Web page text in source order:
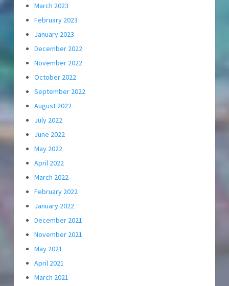
March 2023
February 2023
January 2023
December 2022
November 2022
October 2022
September 2022
August 2022
July 2022
June 2022
May 2022
April 2022
March 2022
February 2022
January 2022
December 2021
November 2021
May 2021
April 2021
March 2021